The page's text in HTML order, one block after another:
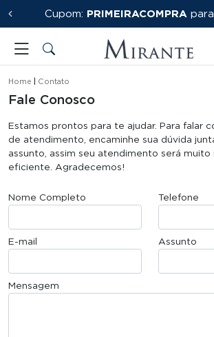
Cupom: PRIMEIRACOMPRA
FRETE GRÁTISa partir de R$
Home Contato
Fale Conosco
Estamos prontos para te ajudar. Para falar
de atendimento, encaminhe sua dúvida
assunto, assim seu atendimento será muito
eficiente. Agradecemos!
Nome Completo Telefone
E-mail Assunto
Mensagem